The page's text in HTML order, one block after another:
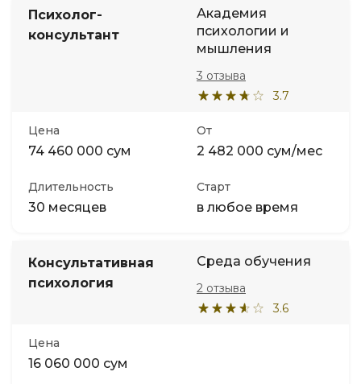
Психолог-
консультант
Академия
психологии и
мышления
3.7
3 отзыва
Цена
74 460 000 сум
От
2 482 000 сум/мес
Длительность
30 месяцев
Старт
в любое время
Консультативная
психология
Среда обучения
3.6
2 отзыва
Цена
16 060 000 сум